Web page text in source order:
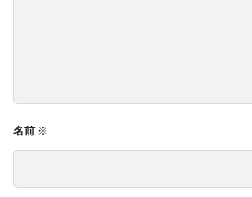
名前 ※